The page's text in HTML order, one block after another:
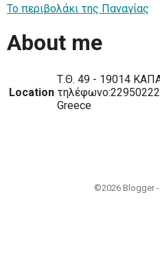
Το περιβολάκι της Παναγίας
About me
Location
Τ.Θ. 49 - 19014
Greece
©2026 Blogger -